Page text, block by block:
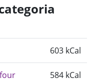
603 kCal
584 kCal